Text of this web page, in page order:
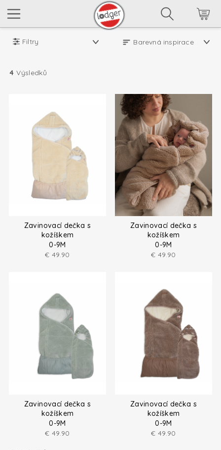
Filtry
4 Výsledků
Zavinovací dečka s
kožíškem
0-9M
€ 49.90
Zavinovací dečka s
kožíškem
0-9M
€ 49.90
Zavinovací dečka s
kožíškem
0-9M
€ 49.90
Zavinovací dečka s
kožíškem
0-9M
€ 49.90